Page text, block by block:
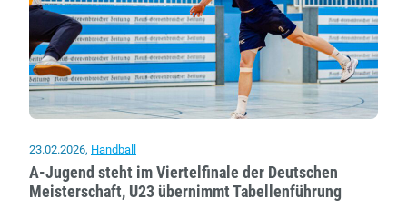
Dormagen
23.02.2026, Handball
A-Jugend steht im Viertelfinale der Deutschen
Meisterschaft, U23 übernimmt Tabellenführung